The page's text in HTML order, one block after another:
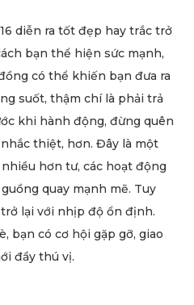
diễn ra tốt đẹp hay trắc trở
bạn thể hiện sức mạnh,
có thể khiến bạn đưa ra
suốt, thậm chí là phải trả
khi hành động, đừng quên
thiệt, hơn. Đây là một
hơn tư, các hoạt động
quay mạnh mẽ. Tuy
lại với nhịp độ ổn định.
bạn có cơ hội gặp gỡ, giao
đầy thú vị.